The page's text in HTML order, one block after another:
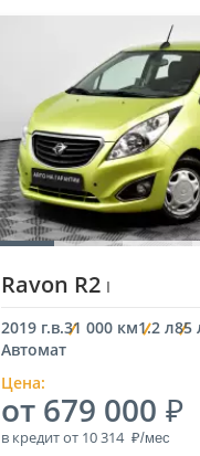
Ravon R2 I
2019 г.в.31 000 км1.2 л85
Автомат
Цена:
от 679 000
в кредитот 10 314